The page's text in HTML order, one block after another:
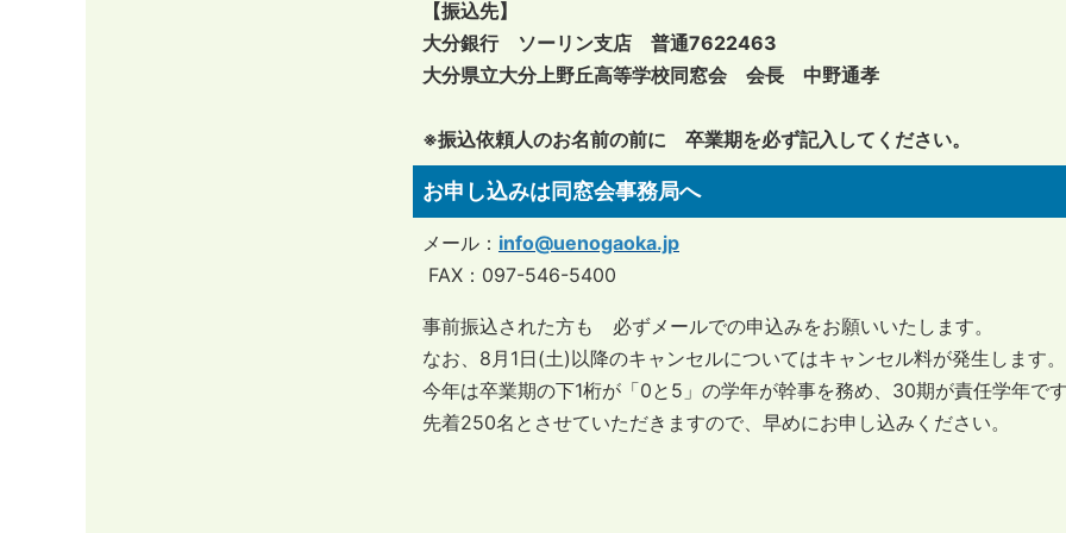
【振込先】
大分銀行 ソーリン支店 普通7622463
大分県立大分上野丘高等学校同窓会 会長 中野通孝
※振込依頼人のお名前の前に 卒業期を必ず記入してください。
お申し込みは同窓会事務局へ
メール： info@uenogaoka.jp
​FAX：097-546-5400
事前振込された方も 必ずメールでの申込みをお願いいたします。
なお、8月1日(土)以降のキャンセルについてはキャンセル料が発生します。
今年は卒業期の下1桁が「0と5」の学年が幹事を務め、30期が責任学年で
先着250名とさせていただきますので、早めにお申し込みください。